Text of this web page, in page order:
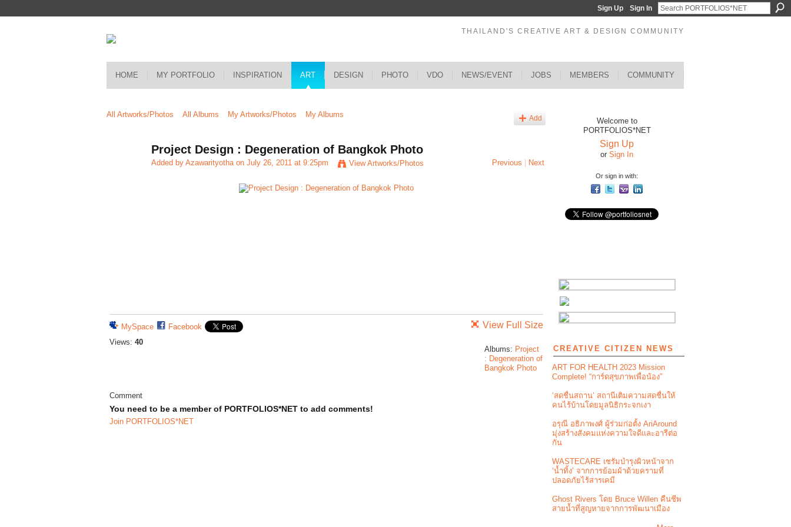
Sign Up Sign In
THAILAND'S CREATIVE ART & DESIGN COMMUNITY
HOME MY PORTFOLIO INSPIRATION ART DESIGN PHOTO VDO NEWS/EVENT JOBS MEMBERS COMMUNITY
All Artworks/Photos All Albums My Artworks/Photos My Albums Add
Project Design : Degeneration of Bangkok Photo
Added by Azawarityothaon July 26, 2011 at 9:25pm View Artworks/Photos Previous Next
MySpace
Facebook
Views: 40
View Full Size
Albums: Project
: Degeneration of
Bangkok Photo
Comment
You need to be a member of PORTFOLIOS*NET to add comments!
Join PORTFOLIOS*NET
Welcome to
PORTFOLIOS*NET
Sign Up
or Sign In
Or sign in with:
CREATIVE CITIZEN NEWS
ART FOR HEALTH 2023 Mission
Complete! “การ์ดสุขภาพเพื่อน้อง”
‘สดชื่นสถาน’ สถานีเติมความสดชื่นให้
คนไร้บ้านโดยมูลนิธิกระจกเงา
อรุณี อธิภาพงศ์ ผู้ร่วมก่อตั้ง AriAround
มุ่งสร้างสังคมแห่งความใจดีและอารีต่อ
กัน
WASTECARE เซรัมบำรุงผิวหน้าจาก
‘น้ำทิ้ง’ จากการย้อมผ้าด้วยครามที่
ปลอดภัยไร้สารเคมี
Ghost Rivers โดย Bruce Willen คืนชีพ
สายน้ำที่สูญหายจากการพัฒนาเมือง